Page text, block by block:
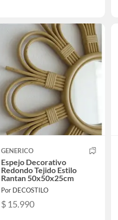
GENERICO
Espejo Decorativo
Redondo Tejido Estilo
Rantan 50x50x25cm
Por DECOSTILO
$ 15.990